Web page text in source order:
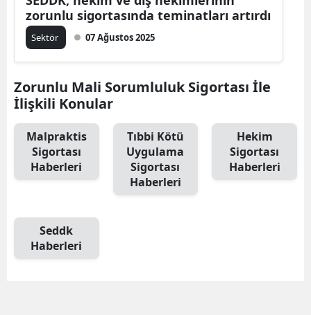
zorunlu sigortasında teminatları artırdı
Sektör 07 Ağustos 2025
Zorunlu Mali Sorumluluk Sigortası İle
İlişkili Konular
Malpraktis
Sigortası
Haberleri
Tıbbi Kötü
Uygulama
Sigortası
Haberleri
Hekim
Sigortası
Haberleri
Seddk
Haberleri